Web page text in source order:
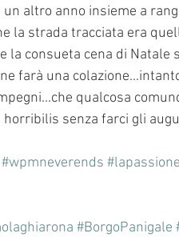
un altro anno insieme a
la strada tracciata era
la consueta cena di
farà una
qualcosa
horribilis senza farci gli
#wpmneverends
#BorgoPanigale